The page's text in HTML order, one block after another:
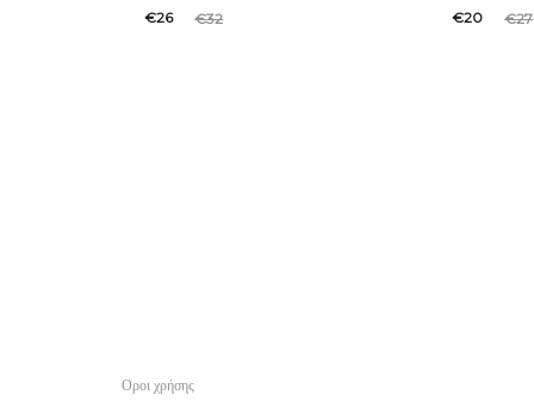
€32
€26 €27
€20
Οροι χρήσης